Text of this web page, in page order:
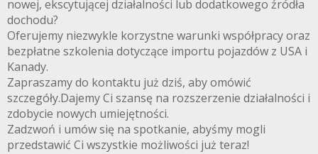
nowej, ekscytującej działalności lub dodatkowego źródła
dochodu?
Oferujemy niezwykle korzystne warunki współpracy oraz
bezpłatne szkolenia dotyczące importu pojazdów z USA i
Kanady.
Zapraszamy do kontaktu już dziś, aby omówić
szczegóły.Dajemy Ci szansę na rozszerzenie działalności i
zdobycie nowych umiejętności.
Zadzwoń i umów się na spotkanie, abyśmy mogli
przedstawić Ci wszystkie możliwości już teraz!